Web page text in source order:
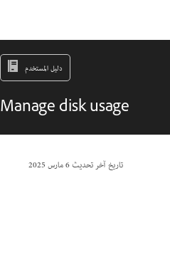
دليل المستخدم
Manage disk usage
تاريخ آخر تحديث6 مارس 2025